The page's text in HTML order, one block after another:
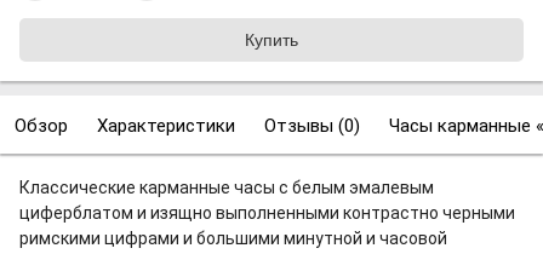
Обзор Характеристики Отзывы (0) Часы карманные
Классические карманные часы с белым эмалевым
циферблатом и изящно выполненными контрастно черными
римскими цифрами и большими минутной и часовой